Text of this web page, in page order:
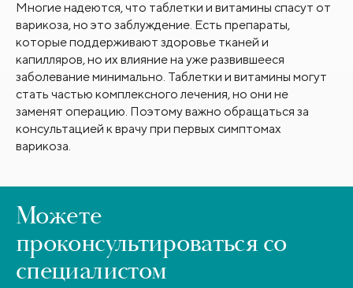
Многие надеются, что таблетки и витамины спасут от
варикоза, но это заблуждение. Есть препараты,
которые поддерживают здоровье тканей и
капилляров, но их влияние на уже развившееся
заболевание минимально. Таблетки и витамины могут
стать частью комплексного лечения, но они не
заменят операцию. Поэтому важно обращаться за
консультацией к врачу при первых симптомах
варикоза.
Можете
проконсультироваться со
специалистом